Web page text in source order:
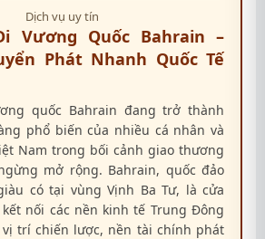
Dịch vụ uy tín
Vương Quốc Bahrain –
Phát Nhanh Quốc Tế
quốc Bahrain đang trở thành
phổ biến của nhiều cá nhân và
Nam trong bối cảnh giao thương
mở rộng. Bahrain, quốc đảo
có tại vùng Vịnh Ba Tư, là cửa
nối các nền kinh tế Trung Đông
trí chiến lược, nền tài chính phát